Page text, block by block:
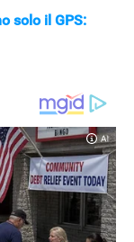
solo il GPS: